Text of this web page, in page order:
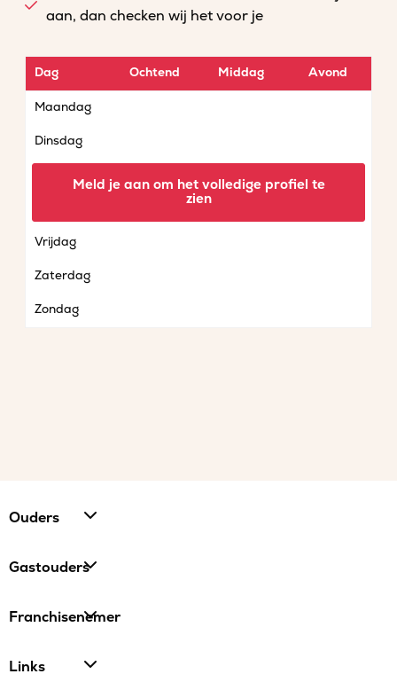
aan, dan checken wij het voor je
Dag Ochtend Middag Avond
Maandag
Dinsdag
Vrijdag
Zaterdag
Zondag
Meld je aan om het volledige profiel te
zien
Ouders
Gastouders
Franchisenemer
Links